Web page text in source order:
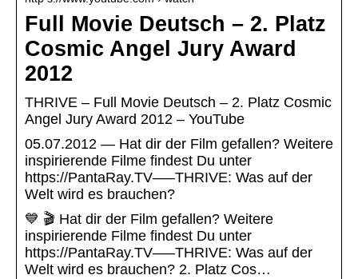
Full Movie Deutsch – 2. Platz
Cosmic Angel Jury Award
2012
THRIVE – Full Movie Deutsch – 2. Platz Cosmic
Angel Jury Award 2012 – YouTube
05.07.2012 — Hat dir der Film gefallen? Weitere
inspirierende Filme findest Du unter
https://PantaRay.TV—–THRIVE: Was auf der
Welt wird es brauchen?
💙 🎬 Hat dir der Film gefallen? Weitere
inspirierende Filme findest Du unter
https://PantaRay.TV—–THRIVE: Was auf der
Welt wird es brauchen? 2. Platz Cos…